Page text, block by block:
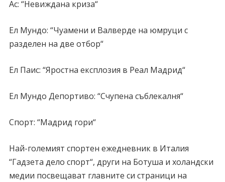
Ас: “Невиждана криза“
Ел Мундо: “Чуамени и Валверде на юмруци с
разделен на две отбор“
Ел Паис: “Яростна експлозия в Реал Мадрид“
Ел Мундо Депортиво: “Счупена съблекалня“
Спорт: “Мадрид гори“
Най-големият спортен ежедневник в Италия
“Гадзета дело спорт“, други на Ботуша и холандски
медии посвещават главните си страници на